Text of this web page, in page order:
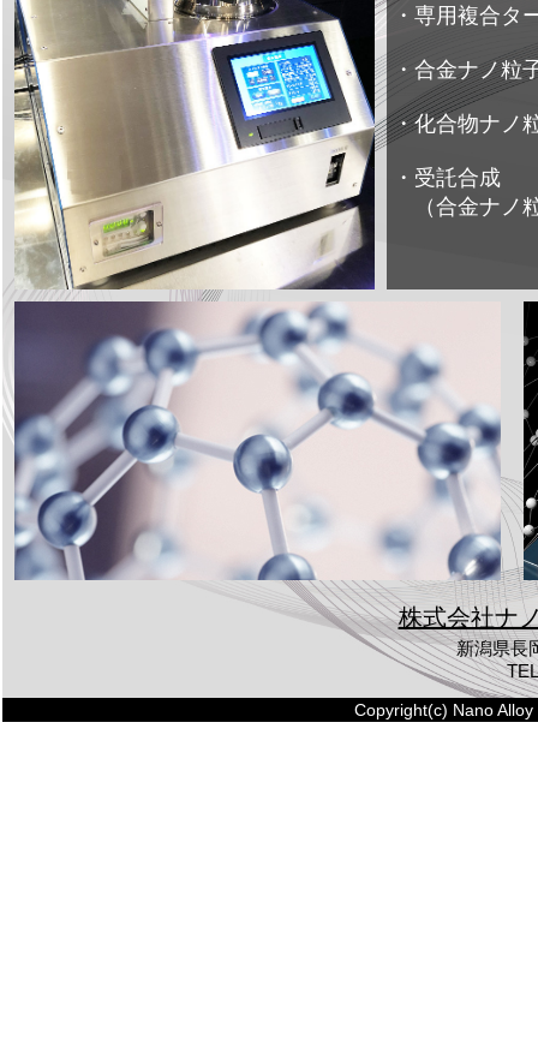
・専用複合タ
・合金ナノ粒
・化合物ナノ
・受託合成
（合金ナノ
Copyright(c) Nano
株式会社ナ
新潟県長